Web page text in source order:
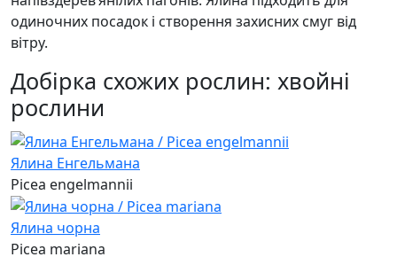
одиночних посадок і створення захисних смуг від
вітру.
Добірка схожих рослин: хвойні
рослини
Ялина Енгельмана
Picea engelmannii
Ялина чорна
Picea mariana